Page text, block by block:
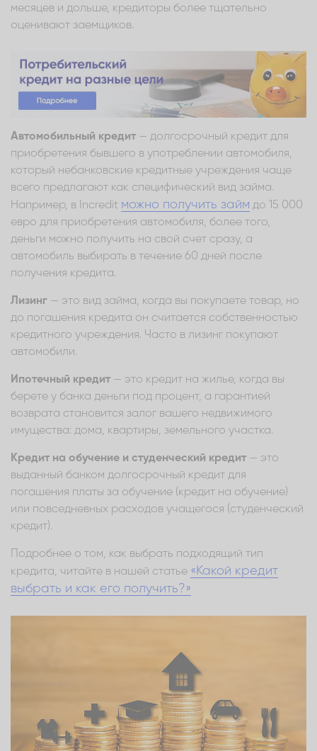
месяцев и дольше, кредиторы более тщательно
оценивают заемщиков.
Автомобильный кредит — долгосрочный кредит для
приобретения бывшего в употреблении автомобиля,
который небанковские кредитные учреждения чаще
всего предлагают как специфический вид займа.
Например, в Incredit можно получить займ до 15 000
евро для приобретения автомобиля, более того,
деньги можно получить на свой счет сразу, а
автомобиль выбирать в течение 60 дней после
получения кредита.
Лизинг — это вид займа, когда вы покупаете товар, но
до погашения кредита он считается собственностью
кредитного учреждения. Часто в лизинг покупают
автомобили.
Ипотечный кредит — это кредит на жилье, когда вы
берете у банка деньги под процент, а гарантией
возврата становится залог вашего недвижимого
имущества: дома, квартиры, земельного участка.
Кредит на обучение и студенческий кредит — это
выданный банком долгосрочный кредит для
погашения платы за обучение (кредит на обучение)
или повседневных расходов учащегося (студенческий
кредит).
Подробнее о том, как выбрать подходящий тип
кредита, читайте в нашей статье «Какой кредит
выбрать и как его получить?»